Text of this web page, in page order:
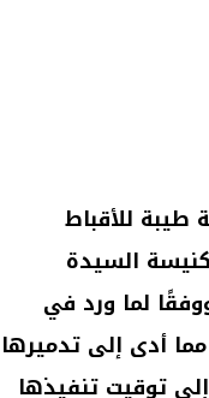
طيبة للأقباط
كنيسة السيدة
لما ورد في
أدى إلى تدميرها
توقيت تنفيذها